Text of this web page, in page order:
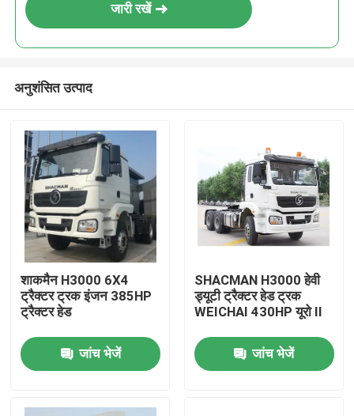
जारी रखें
अनुशंसित उत्पाद
शाकमैन H3000 6X4
ट्रैक्टर ट्रक इंजन 385HP
ट्रैक्टर हेड
जांच भेजें
SHACMAN H3000 हेवी
ड्यूटी ट्रैक्टर हेड ट्रक
WEICHAI 430HP यूरो II
जांच भेजें